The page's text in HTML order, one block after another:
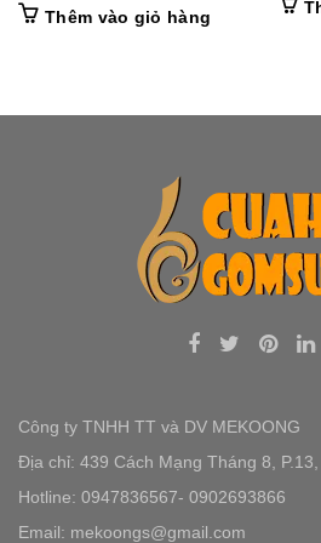
Thêm vào giỏ hàng
Công ty TNHH TT và DV MEKOONG
Địa chỉ: 439 Cách Mạng Tháng 8, P.13,
Hotline: 0947836567- 0902693866
Email: mekoongs@gmail.com